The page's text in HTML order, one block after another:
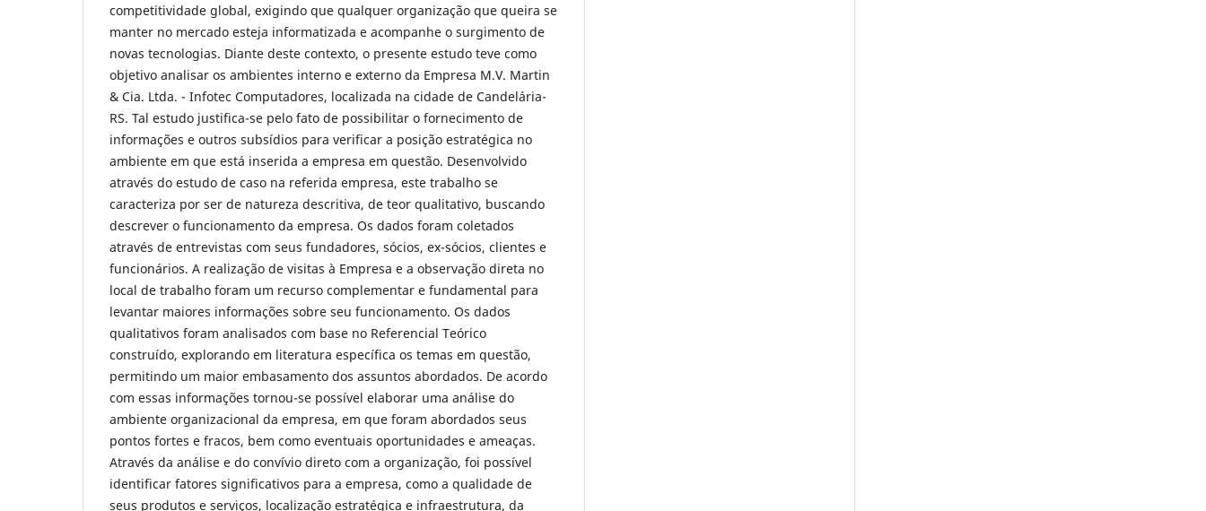
competitividade global, exigindo que qualquer organização que queira se
manter no mercado esteja informatizada e acompanhe o surgimento de
novas tecnologias. Diante deste contexto, o presente estudo teve como
objetivo analisar os ambientes interno e externo da Empresa M.V. Martin
& Cia. Ltda. - Infotec Computadores, localizada na cidade de Candelária-
RS. Tal estudo justifica-se pelo fato de possibilitar o fornecimento de
informações e outros subsídios para verificar a posição estratégica no
ambiente em que está inserida a empresa em questão. Desenvolvido
através do estudo de caso na referida empresa, este trabalho se
caracteriza por ser de natureza descritiva, de teor qualitativo, buscando
descrever o funcionamento da empresa. Os dados foram coletados
através de entrevistas com seus fundadores, sócios, ex-sócios, clientes e
funcionários. A realização de visitas à Empresa e a observação direta no
local de trabalho foram um recurso complementar e fundamental para
levantar maiores informações sobre seu funcionamento. Os dados
qualitativos foram analisados com base no Referencial Teórico
construído, explorando em literatura específica os temas em questão,
permitindo um maior embasamento dos assuntos abordados. De acordo
com essas informações tornou-se possível elaborar uma análise do
ambiente organizacional da empresa, em que foram abordados seus
pontos fortes e fracos, bem como eventuais oportunidades e ameaças.
Através da análise e do convívio direto com a organização, foi possível
identificar fatores significativos para a empresa, como a qualidade de
seus produtos e serviços, localização estratégica e infraestrutura, da